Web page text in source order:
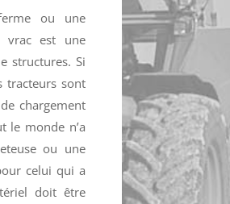
ou une
vrac est une
structures. Si
tracteurs sont
chargement
le monde n’a
ou une
celui qui a
doit être